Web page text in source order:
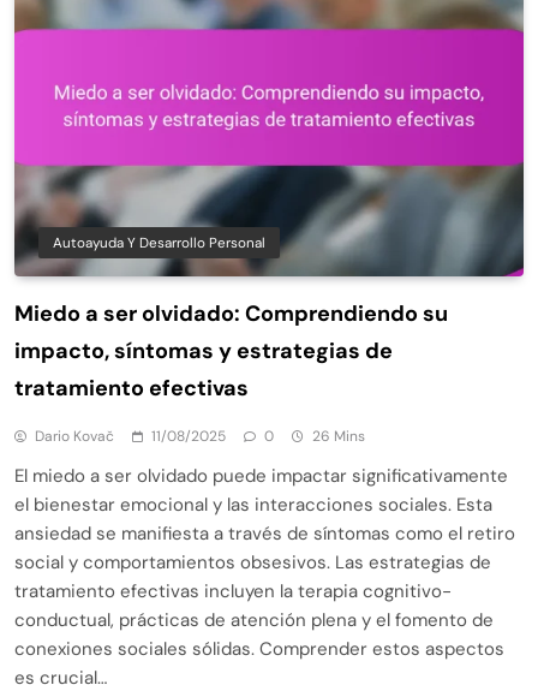
Autoayuda Y Desarrollo Personal
Miedo a ser olvidado: Comprendiendo su
impacto, síntomas y estrategias de
tratamiento efectivas
Dario Kovač 11/08/2025 0 26 Mins
El miedo a ser olvidado puede impactar significativamente
el bienestar emocional y las interacciones sociales. Esta
ansiedad se manifiesta a través de síntomas como el retiro
social y comportamientos obsesivos. Las estrategias de
tratamiento efectivas incluyen la terapia cognitivo-
conductual, prácticas de atención plena y el fomento de
conexiones sociales sólidas. Comprender estos aspectos
es crucial…